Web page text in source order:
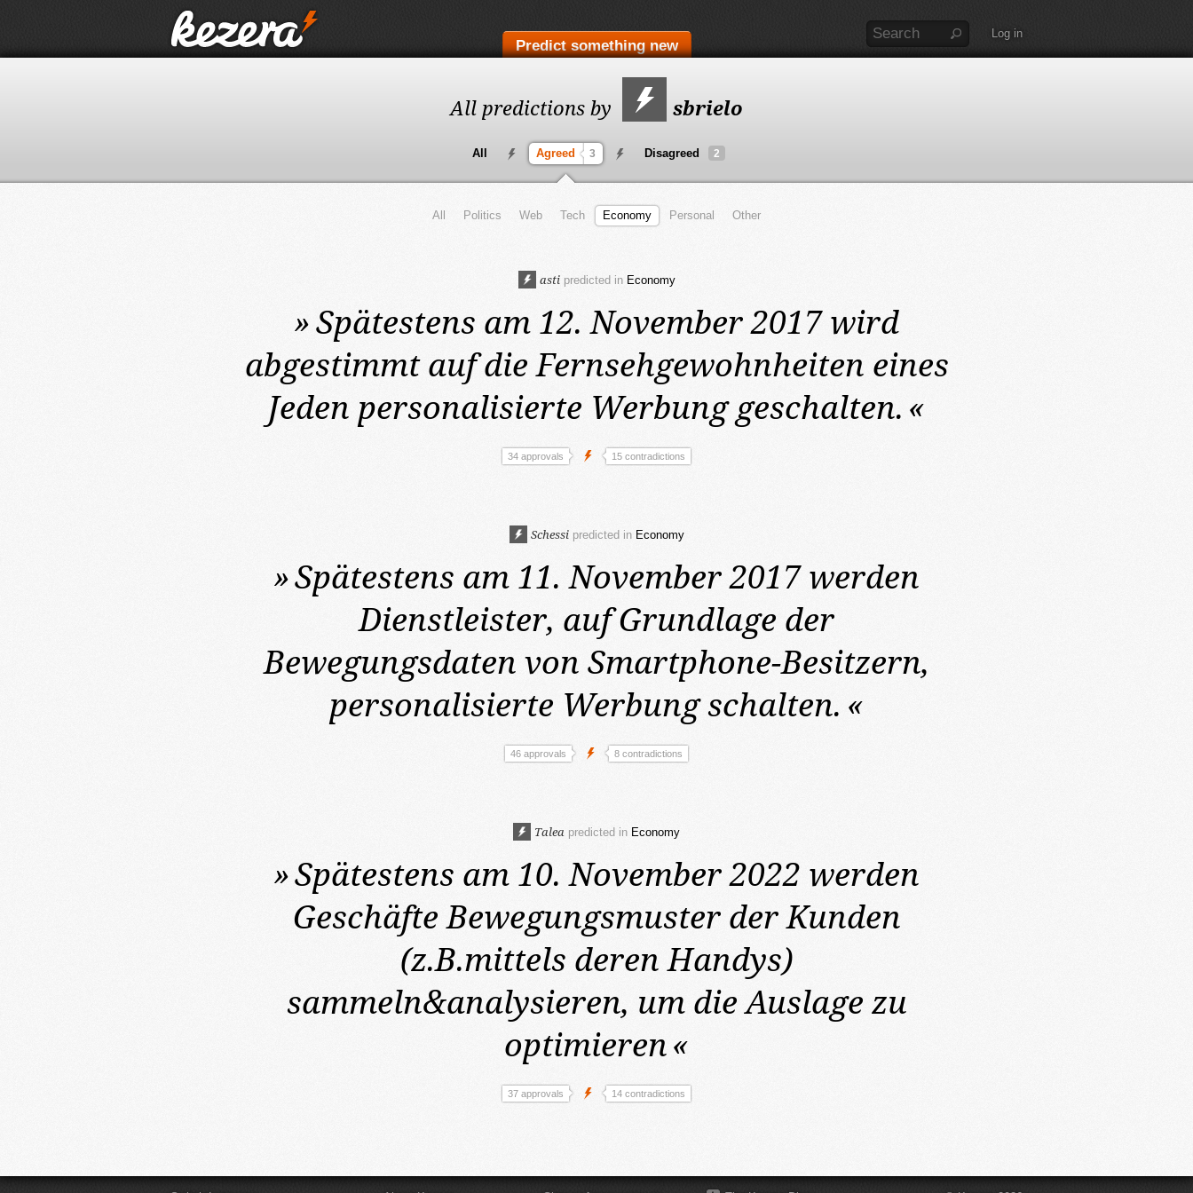
Predict something new
Log in
All predictions by sbrielo
All Agreed 3 Disagreed 2
All Politics Web Tech Economy Personal Other
asti predicted in Economy
»Spätestens am 12. November 2017 wird
abgestimmt auf die Fernsehgewohnheiten eines
Jeden personalisierte Werbung geschalten. «
34 approvals 15 contradictions
Schessi predicted in Economy
»Spätestens am 11. November 2017 werden
Dienstleister, auf Grundlage der
Bewegungsdaten von Smartphone-Besitzern,
personalisierte Werbung schalten. «
46 approvals 8 contradictions
Talea predicted in Economy
»Spätestens am 10. November 2022 werden
Geschäfte Bewegungsmuster der Kunden
(z.B.mittels deren Handys)
sammeln&analysieren, um die Auslage zu
optimieren«
37 approvals 14 contradictions